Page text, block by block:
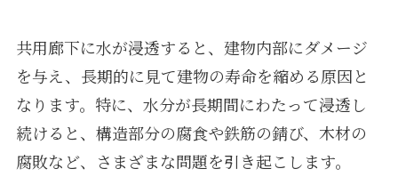
共用廊下に水が浸透すると、建物内部にダメージ
を与え、長期的に見て建物の寿命を縮める原因と
なります。特に、水分が長期間にわたって浸透し
続けると、構造部分の腐食や鉄筋の錆び、木材の
腐敗など、さまざまな問題を引き起こします。